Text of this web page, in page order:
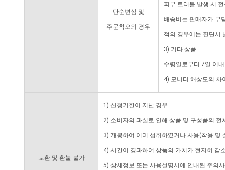
단순변심 및
주문착오의 경우
피부 트러블 발생 시
배송비는 판매자가 부
적의 경우에는 진단서
3) 기타 상품
수령일로부터 7일 이
4) 모니터 해상도의 차
교환 및 환불 불가
1) 신청기한이 지난 경우
2) 소비자의 과실로 인해 상품 및 구성품의
3) 개봉하여 이미 섭취하였거나 사용(착용 및
4) 시간이 경과하여 상품의 가치가 현저히 감
5) 상세정보 또는 사용설명서에 안내된 주의